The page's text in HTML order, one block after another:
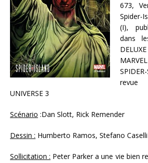
673,
Spider-
(I),
dans
revue
UNIVERSE 3
Scénario :Dan Slott, Rick Remender
Dessin : Humberto Ramos, Stefano Caselli
Sollicitation : Peter Parker a une vie bien